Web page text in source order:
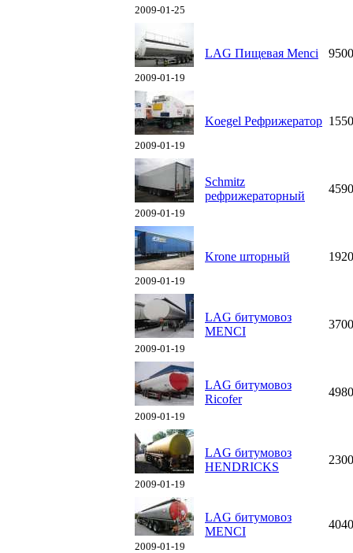
2009-01-25
2009-01-19
LAG Пищевая Menci
2009-01-19
Koegel Рефрижератор
2009-01-19
Schmitz
рефрижераторный
2009-01-19
Krone шторный
2009-01-19
LAG битумовоз
MENCI
2009-01-19
LAG битумовоз
Ricofer
2009-01-19
LAG битумовоз
HENDRICKS
2009-01-19
LAG битумовоз
MENCI